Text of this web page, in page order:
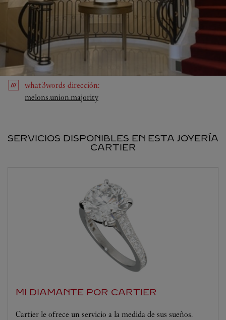
what3words dirección:
melons.union.majorityLink Opens in New Tab
SERVICIOS DISPONIBLES EN ESTA JOYERÍA
CARTIER
MI DIAMANTE POR CARTIER
Cartier le ofrece un servicio a la medida de sus sueños.